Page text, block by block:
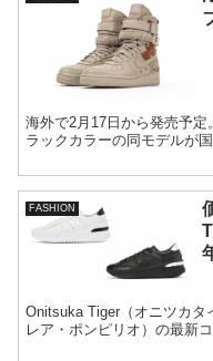
海外で2月17日から発売予
ラックカラーの同モデルが
FASHION
Onitsuka Tiger（オニツカ
レア・ポンピリオ）の最新